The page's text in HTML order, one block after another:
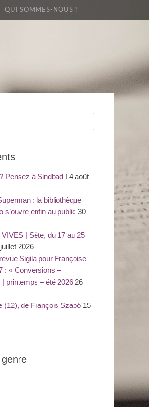
QUI SOMMES-NOUS ?
Pensez à Sindbad ! 4 août
: la bibliothèque
s’ouvre enfin au public 30
| Sète, du 17 au 25
2026
Sigila pour Françoise
: « Conversions –
printemps – été 2026 26
(12), de François Szabó 15